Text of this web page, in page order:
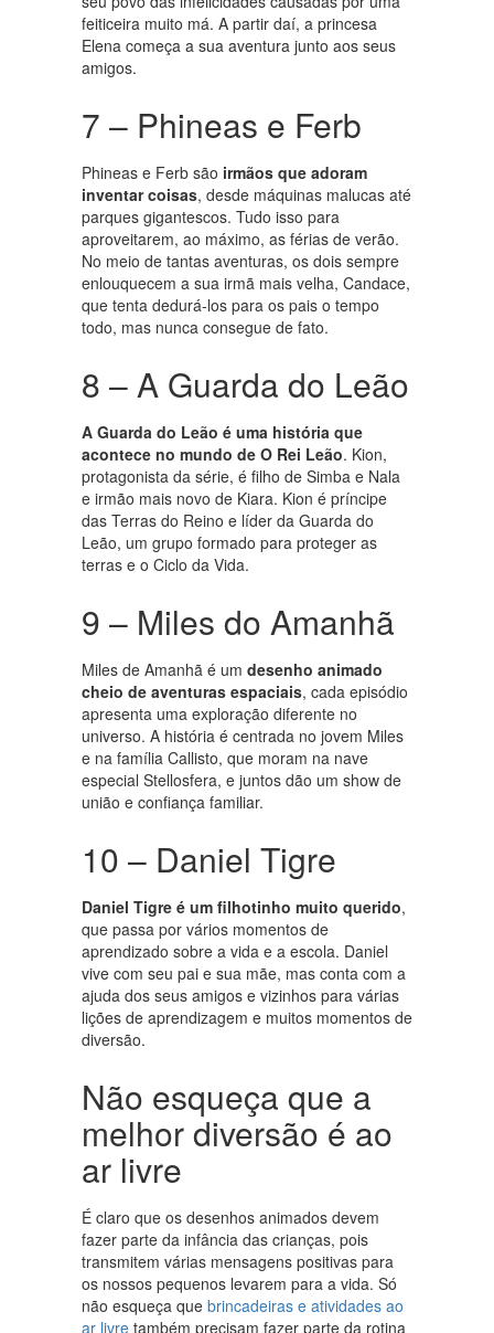
feiticeira muito má. A partir daí, a princesa
Elena começa a sua aventura junto aos seus
amigos.
7 – Phineas e Ferb
Phineas e Ferb são irmãos que adoram
inventar coisas, desde máquinas malucas até
parques gigantescos. Tudo isso para
aproveitarem, ao máximo, as férias de verão.
No meio de tantas aventuras, os dois sempre
enlouquecem a sua irmã mais velha, Candace,
que tenta dedurá-los para os pais o tempo
todo, mas nunca consegue de fato.
8 – A Guarda do Leão
A Guarda do Leão é uma história que
acontece no mundo de O Rei Leão. Kion,
protagonista da série, é filho de Simba e Nala
e irmão mais novo de Kiara. Kion é príncipe
das Terras do Reino e líder da Guarda do
Leão, um grupo formado para proteger as
terras e o Ciclo da Vida.
9 – Miles do Amanhã
Miles de Amanhã é um desenho animado
cheio de aventuras espaciais, cada episódio
apresenta uma exploração diferente no
universo. A história é centrada no jovem Miles
e na família Callisto, que moram na nave
especial Stellosfera, e juntos dão um show de
união e confiança familiar.
10 – Daniel Tigre
Daniel Tigre é um filhotinho muito querido,
que passa por vários momentos de
aprendizado sobre a vida e a escola. Daniel
vive com seu pai e sua mãe, mas conta com a
ajuda dos seus amigos e vizinhos para várias
lições de aprendizagem e muitos momentos de
diversão.
Não esqueça que a
melhor diversão é ao
ar livre
É claro que os desenhos animados devem
fazer parte da infância das crianças, pois
transmitem várias mensagens positivas para
os nossos pequenos levarem para a vida. Só
não esqueça que brincadeiras e atividades ao
ar livre também precisam fazer parte da rotina